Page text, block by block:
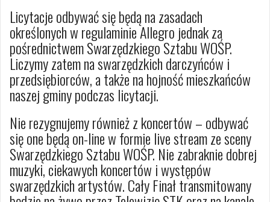
Licytacje odbywać się będą na zasadach
określonych w regulaminie Allegro jednak za
pośrednictwem Swarzędzkiego Sztabu WOŚP.
Liczymy zatem na swarzędzkich darczyńców i
przedsiębiorców, a także na hojność mieszkańców
naszej gminy podczas licytacji.
Nie rezygnujemy również z koncertów – odbywać
się one będą on-line w formie live stream ze sceny
Swarzędzkiego Sztabu WOŚP. Nie zabraknie dobrej
muzyki, ciekawych koncertów i występów
swarzędzkich artystów. Cały Finał transmitowany